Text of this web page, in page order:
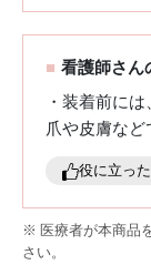
・免疫が低
いと判断され
・衛生管理が
前提として
■ 看護師さん
・装着前に
爪や皮膚な
・通院時は
されること
おき、画像で
くと安心です。
役に立った
※ 医療者が本商品
さい。